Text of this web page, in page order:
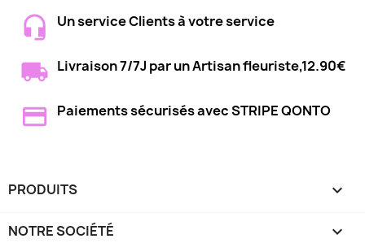
Un service Clients à votre service
Livraison 7/7J par un Artisan fleuriste,12.90€
Paiements sécurisés avec STRIPE QONTO
PRODUITS 
NOTRE SOCIÉTÉ 